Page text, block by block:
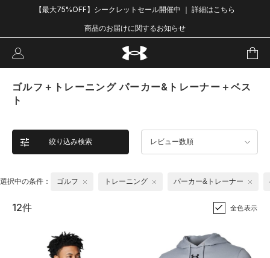
【最大75%OFF】シークレットセール開催中 ｜ 詳細はこちら
商品のお届けに関するお知らせ
ゴルフ＋トレーニング パーカー&トレーナー＋ベス
ト
絞り込み検索 レビュー数順
選択中の条件： ゴルフ トレーニング パーカー&トレーナー
12件 全色表示